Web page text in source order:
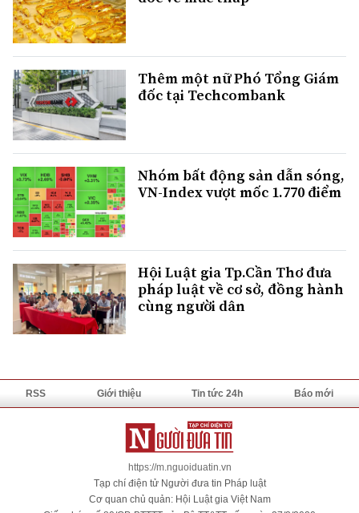
Thêm một nữ Phó Tổng Giám
đốc tại Techcombank
Nhóm bất động sản dẫn sóng,
VN-Index vượt mốc 1.770 điểm
Hội Luật gia Tp.Cần Thơ đưa
pháp luật về cơ sở, đồng hành
cùng người dân
RSS Giới thiệu Tin tức 24h Báo mới
https://m.nguoiduatin.vn
Tạp chí điện tử Người đưa tin Pháp luật
Cơ quan chủ quản: Hội Luật gia Việt Nam